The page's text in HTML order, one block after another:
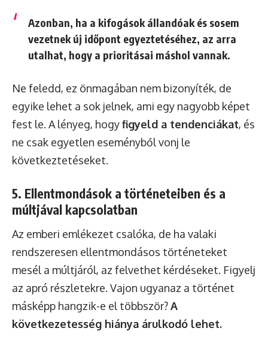
Azonban, ha a kifogások állandóak és sosem
vezetnek új időpont egyeztetéséhez, az arra
utalhat, hogy a prioritásai máshol vannak.
Ne feledd, ez önmagában nem bizonyíték, de
egyike lehet a sok jelnek, ami egy nagyobb képet
fest le. A lényeg, hogyfigyeld a tendenciákat, és
ne csak egyetlen eseményből vonj le
következtetéseket.
5. Ellentmondások a történeteiben és a
múltjával kapcsolatban
Az emberi emlékezet csalóka, de ha valaki
rendszeresen ellentmondásos történeteket
mesél a múltjáról, az felvethet kérdéseket. Figyelj
az apró részletekre. Vajon ugyanaz a történet
másképp hangzik-e el többször?A
következetesség hiánya árulkodó lehet.